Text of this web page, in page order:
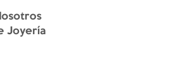
Joyería